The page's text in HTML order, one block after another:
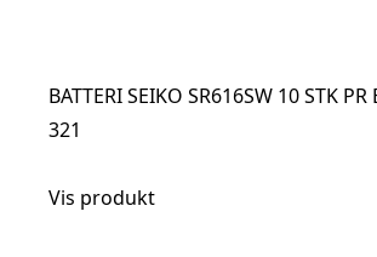
BATTERI SEIKO SR616SW 10 STK PR
321
Vis produkt